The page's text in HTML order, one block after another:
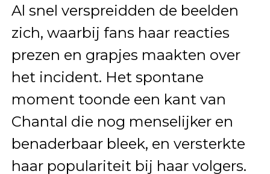
Al snel verspreidden de beelden
zich, waarbij fans haar reacties
prezen en grapjes maakten over
het incident. Het spontane
moment toonde een kant van
Chantal die nog menselijker en
benaderbaar bleek, en versterkte
haar populariteit bij haar volgers.